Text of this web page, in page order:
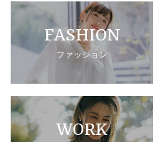
FASHION
ファッション
WORK